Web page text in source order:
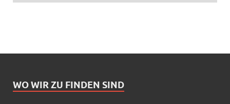
WO WIR ZU FINDEN SIND